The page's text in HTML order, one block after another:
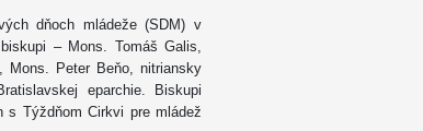
dňoch mládeže (SDM) v
– Mons. Tomáš Galis,
Mons. Peter Beňo, nitriansky
eparchie. Biskupi
Týždňom Cirkvi pre mládež